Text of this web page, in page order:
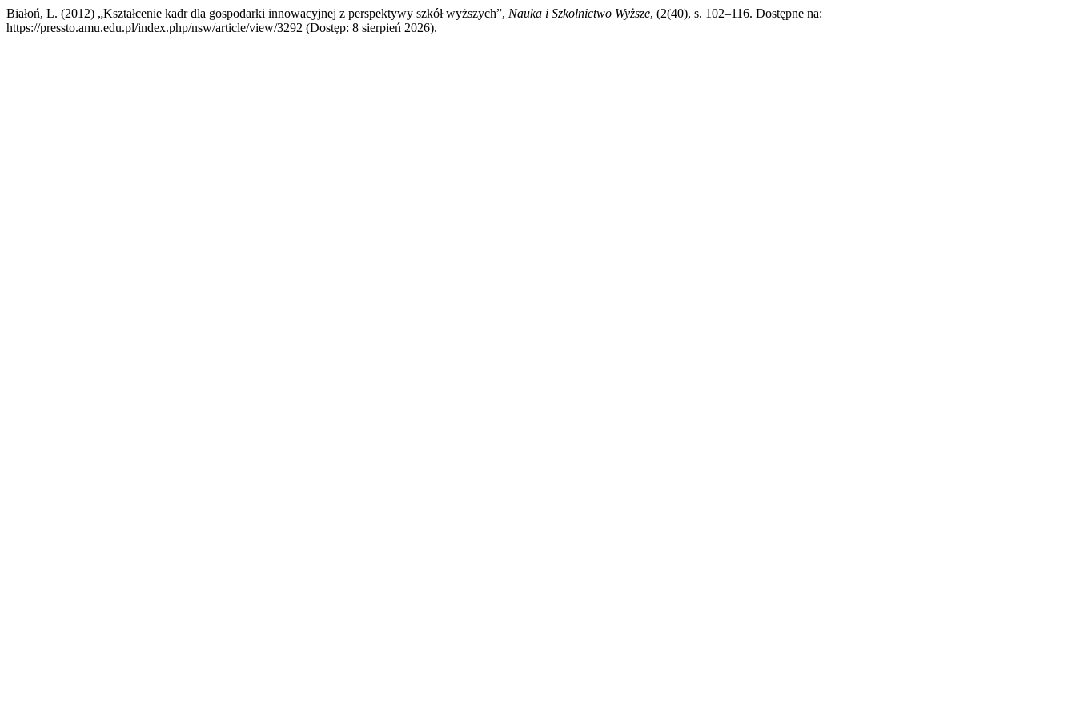
Białoń, L. (2012) „Kształcenie kadr dla gospodarki innowacyjnej z perspektywy szkół wyższych”, Nauka i Szkolnictwo Wyższe, (2(40), s. 102–116. Dostępne na:
https://pressto.amu.edu.pl/index.php/nsw/article/view/3292 (Dostęp: 8 sierpień 2026).